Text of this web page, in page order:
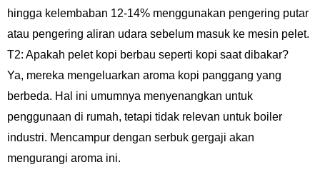
hingga kelembaban 12-14% menggunakan pengering putar
atau pengering aliran udara sebelum masuk ke mesin pelet.
T2: Apakah pelet kopi berbau seperti kopi saat dibakar?
Ya, mereka mengeluarkan aroma kopi panggang yang
berbeda. Hal ini umumnya menyenangkan untuk
penggunaan di rumah, tetapi tidak relevan untuk boiler
industri. Mencampur dengan serbuk gergaji akan
mengurangi aroma ini.